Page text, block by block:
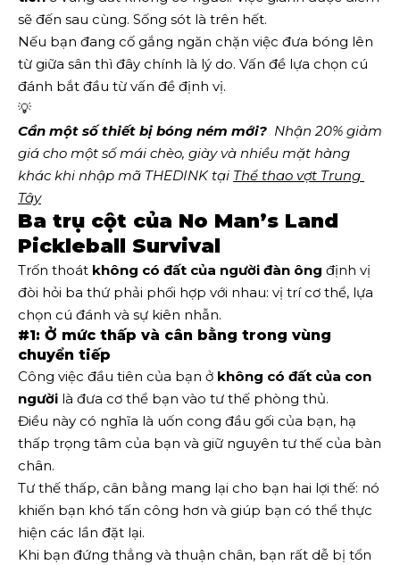
sẽ đến sau cùng. Sống sót là trên hết.
Nếu bạn đang cố gắng ngăn chặn việc đưa bóng lên
từ giữa sân thì đây chính là lý do. Vấn đề lựa chọn cú
đánh bắt đầu từ vấn đề định vị.
💡
Cần một số thiết bị bóng ném mới?
  Nhận 20% giảm
giá cho một số mái chèo, giày và nhiều mặt hàng
khác khi nhập mã THEDINK tại Thể thao vợt Trung
Tây
Ba trụ cột của No Man’s Land
Pickleball Survival
Trốn thoát không có đất của người đàn ông định vị
đòi hỏi ba thứ phải phối hợp với nhau: vị trí cơ thể, lựa
chọn cú đánh và sự kiên nhẫn.
#1: Ở mức thấp và cân bằng trong vùng
chuyển tiếp
Công việc đầu tiên của bạn ở không có đất của con
người là đưa cơ thể bạn vào tư thế phòng thủ.
Điều này có nghĩa là uốn cong đầu gối của bạn, hạ
thấp trọng tâm của bạn và giữ nguyên tư thế của bàn
chân.
Tư thế thấp, cân bằng mang lại cho bạn hai lợi thế: nó
khiến bạn khó tấn công hơn và giúp bạn có thể thực
hiện các lần đặt lại.
Khi bạn đứng thẳng và thuận chân, bạn rất dễ bị tổn